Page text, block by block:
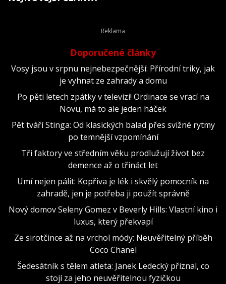
Doporučené články
Vosy jsou v srpnu nejnebezpečnější: Přírodní triky, jak
je vyhnat ze zahrady a domu
Po pěti letech zpátky v televizi! Ordinace se vrací na
Novu, má to ale jeden háček
Pět tváří Stinga: Od klasických balad přes svižné rytmy
po temnější vzpomínání
Tři faktory ve středním věku prodlužují život bez
demence až o třináct let
Umí nejen pálit: Kopřiva je lék i skvělý pomocník na
zahradě, jen je potřeba ji použít správně
Nový domov Seleny Gomez v Beverly Hills: Vlastní kino i
luxus, který překvapí
Ze sirotčince až na vrchol módy: Neuvěřitelný příběh
Coco Chanel
Šedesátník s tělem atleta: Janek Ledecký přiznal, co
stojí za jeho neuvěřitelnou fyzičkou